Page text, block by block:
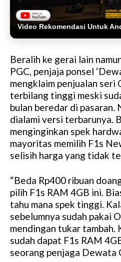
Video Rekomendasi Untuk
Beralih ke gerai lain
PGC, penjaja ponsel
mengklaim penjualan seri
terbilang tinggi meski
bulan beredar di pasaran.
dialami versi terbarunya.
menginginkan spek
mayoritas memilih F1s
selisih harga yang tidak
“Beda Rp400 ribuan
pilih F1s RAM 4GB ini.
tahu mana spek tinggi.
sebelumnya sudah pakai
mendingan tukar tambah.
sudah dapat F1s RAM
seorang penjaga Dewata